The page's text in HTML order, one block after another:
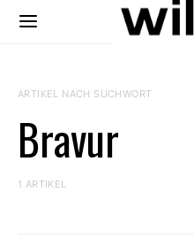
ARTIKEL NACH SUCHWORT
Bravur
1 ARTIKEL